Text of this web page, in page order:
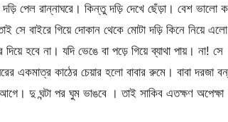
পেল রান্নাঘরে। কিন্তু দড়ি দেখে ছেঁড়া। বেশ ভালো
বাইরে গিয়ে দোকান থেকে মোটা দড়ি কিনে নিয়ে
হবে না। যদি ভেঙে বা পড়ে গিয়ে ব্যাথা পায়। না! সে
একমাত্র কাঠের চেয়ার হলো বাবার রুমে। বাবা দরজা
দু ঘন্টা পর ঘুম ভাঙবে । তাই সাকিব এতক্ষণ অপেক্ষা